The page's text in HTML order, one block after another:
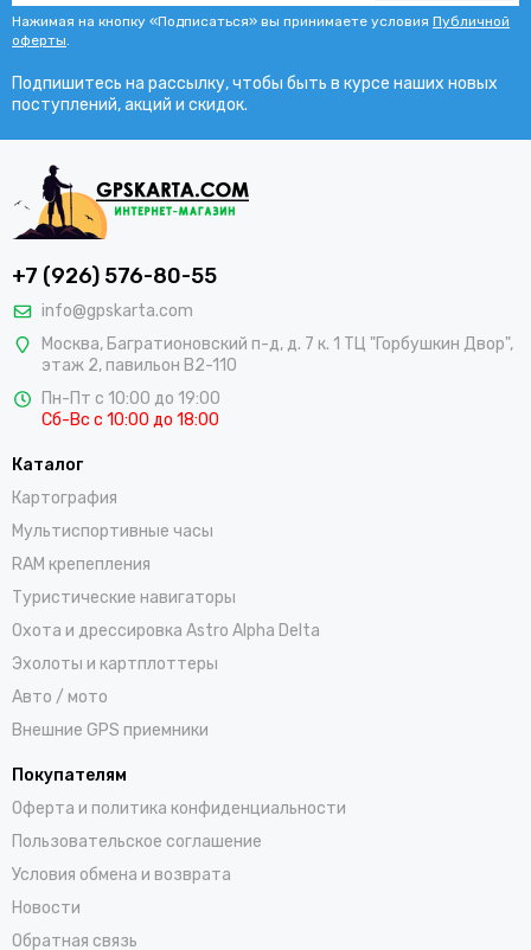
Нажимая на кнопку «Подписаться» вы принимаете условия Публичной
оферты.
Подпишитесь на рассылку, чтобы быть в курсе наших новых
поступлений, акций и скидок.
+7 (926) 576-80-55
info@gpskarta.com
Москва, Багратионовский п-д, д. 7 к. 1 ТЦ "Горбушкин Двор",
этаж 2, павильон B2-110
Пн-Пт с 10:00 до 19:00
Сб-Вс с 10:00 до 18:00
Каталог
Картография
Мультиспортивные часы
RAM крепепления
Туристические навигаторы
Охота и дрессировка Astro Alpha Delta
Эхолоты и картплоттеры
Авто / мото
Внешние GPS приемники
Покупателям
Оферта и политика конфиденциальности
Пользовательское соглашение
Условия обмена и возврата
Новости
Обратная связь